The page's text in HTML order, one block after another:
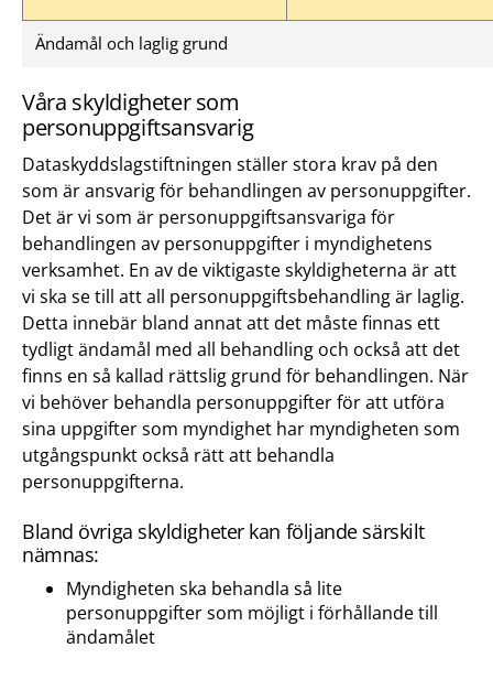
Ändamål och laglig grund
Våra skyldigheter som
personuppgiftsansvarig
Dataskyddslagstiftningen ställer stora krav på den
som är ansvarig för behandlingen av personuppgifter.
Det är vi som är personuppgiftsansvariga för
behandlingen av personuppgifter i myndighetens
verksamhet. En av de viktigaste skyldigheterna är att
vi ska se till att all personuppgiftsbehandling är laglig.
Detta innebär bland annat att det måste finnas ett
tydligt ändamål med all behandling och också att det
finns en så kallad rättslig grund för behandlingen. När
vi behöver behandla personuppgifter för att utföra
sina uppgifter som myndighet har myndigheten som
utgångspunkt också rätt att behandla
personuppgifterna.
Bland övriga skyldigheter kan följande särskilt
nämnas:
Myndigheten ska behandla så lite
personuppgifter som möjligt i förhållande till
ändamålet